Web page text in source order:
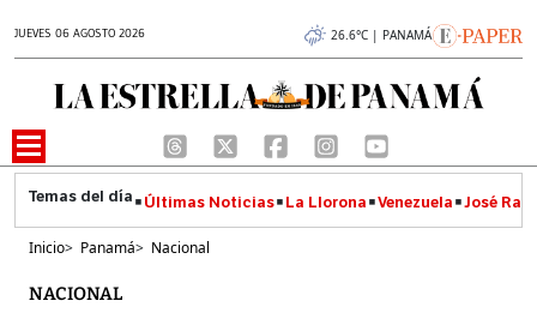
JUEVES 06 AGOSTO 2026 26.6°C | PANAMÁ
Últimas Noticias La Llorona Venezuela José
Inicio> Panamá> Nacional
NACIONAL